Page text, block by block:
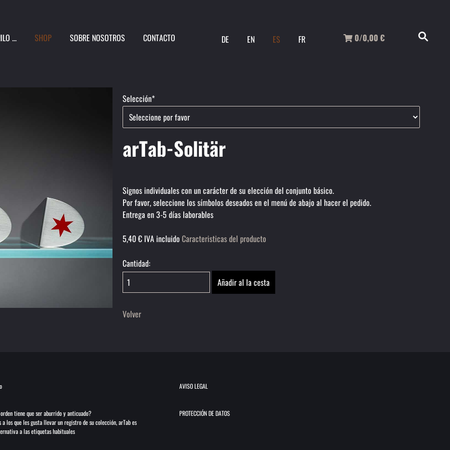
... SHOP SOBRE NOSOTROS CONTACTO DE EN ES FR 0/0,00 €
Campo
obligatorio
Selección*
arTab-Solitär
Signos individuales con un carácter de su elección del conjunto básico.
Por favor, seleccione los símbolos deseados en el menú de abajo al hacer el pedido.
Entrega en 3-5 días laborables
5,40€ IVA incluido Caracteristicas del producto
Cantidad:
Volver
tiene que ser aburrido y anticuado?
a los que les gusta llevar un registro de su colección, arTab es
a las etiquetas habituales
AVISO LEGAL
PROTECCIÓN DE DATOS